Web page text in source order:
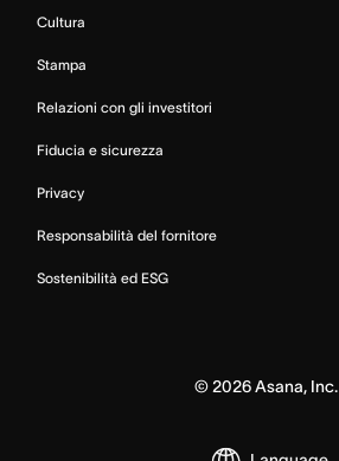
Cultura
Stampa
Relazioni con gli investitori
Fiducia e sicurezza
Privacy
Responsabilità del fornitore
Sostenibilità ed ESG
© 2026Asana, Inc.